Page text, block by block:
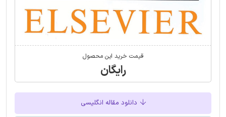
قیمت خرید این محصول
رایگان
دانلود مقاله انگلیسی